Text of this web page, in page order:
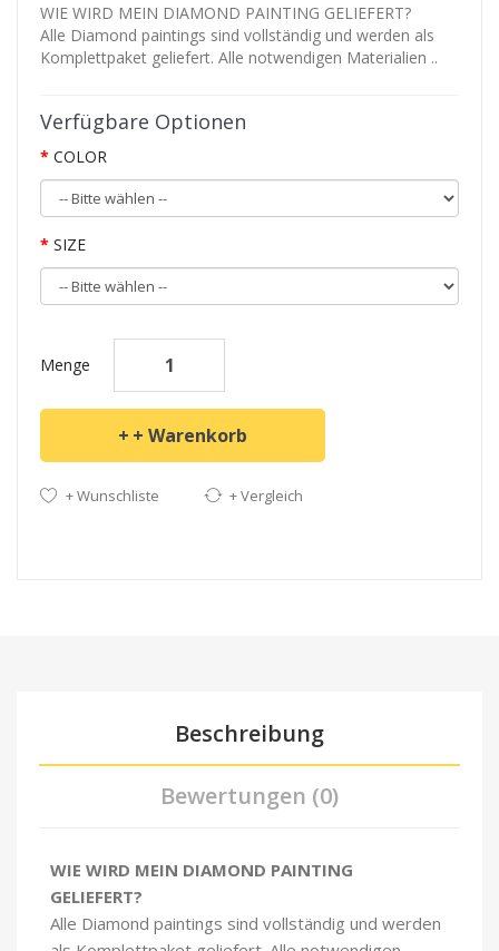
WIE WIRD MEIN DIAMOND PAINTING GELIEFERT?
Alle Diamond paintings sind vollständig und werden als
Komplettpaket geliefert. Alle notwendigen Materialien ..
Verfügbare Optionen
COLOR
SIZE
Menge
+ Warenkorb
+ Wunschliste + Vergleich
Beschreibung
Bewertungen (0)
WIE WIRD MEIN DIAMOND PAINTING
GELIEFERT?
Alle Diamond paintings sind vollständig und werden